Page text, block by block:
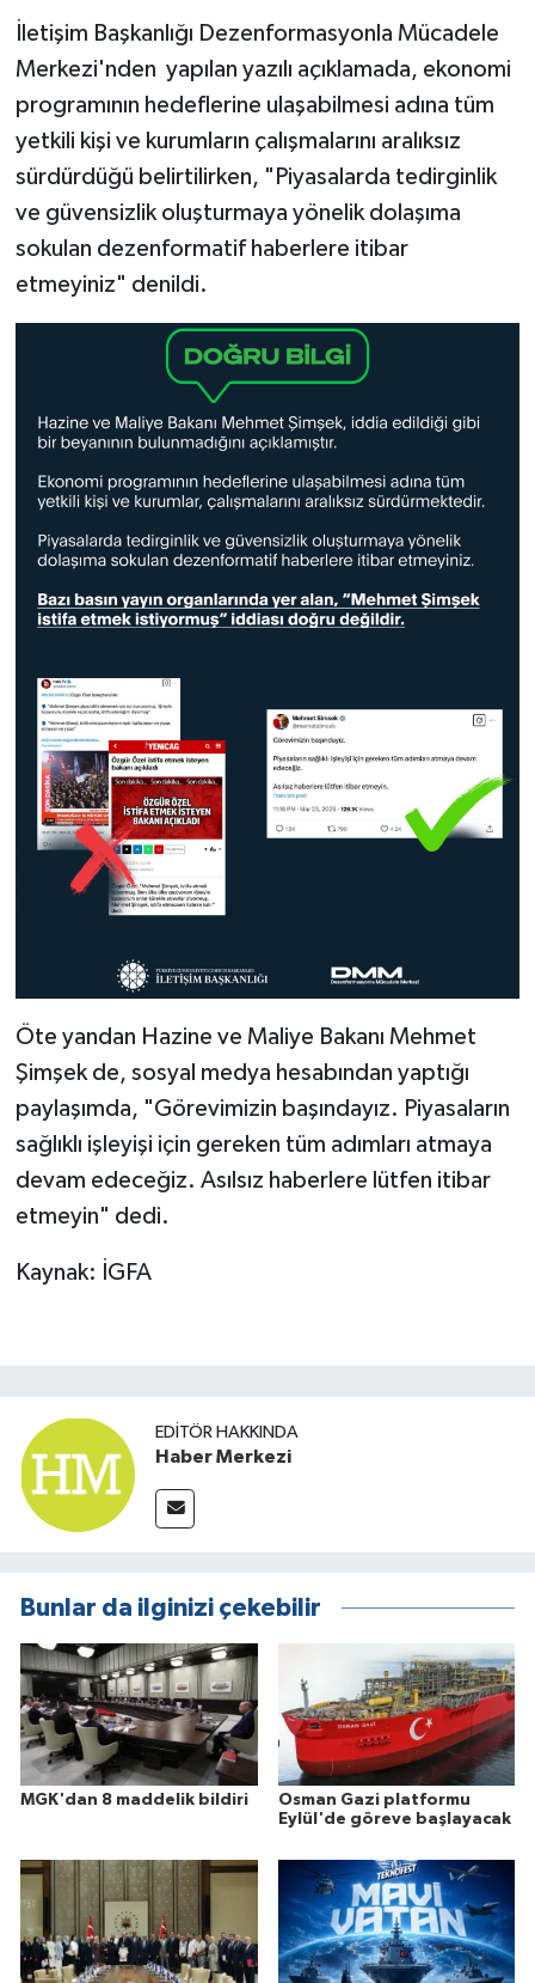
İletişim Başkanlığı Dezenformasyonla Mücadele
Merkezi'nden yapılan yazılı açıklamada, ekonomi
programının hedeflerine ulaşabilmesi adına tüm
yetkili kişi ve kurumların çalışmalarını aralıksız
sürdürdüğü belirtilirken, "Piyasalarda tedirginlik
ve güvensizlik oluşturmaya yönelik dolaşıma
sokulan dezenformatif haberlere itibar
etmeyiniz" denildi.
Öte yandan Hazine ve Maliye Bakanı Mehmet
Şimşek de, sosyal medya hesabından yaptığı
paylaşımda, "Görevimizin başındayız. Piyasaların
sağlıklı işleyişi için gereken tüm adımları atmaya
devam edeceğiz. Asılsız haberlere lütfen itibar
etmeyin" dedi.
Kaynak: İGFA
EDITÖR HAKKINDA
Haber Merkezi
Bunlar da ilginizi çekebilir
MGK'dan 8 maddelik bildiri
Osman Gazi platformu
Eylül'de göreve başlayacak